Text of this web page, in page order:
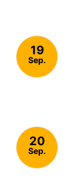
19
Sep.
2026
20
Sep.
2026